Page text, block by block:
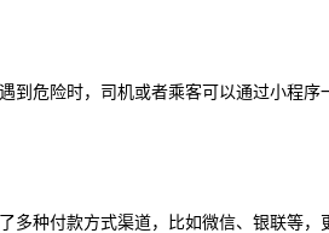
到危险时，司机或者乘客可以通过小程序
多种付款方式渠道，比如微信、银联等，